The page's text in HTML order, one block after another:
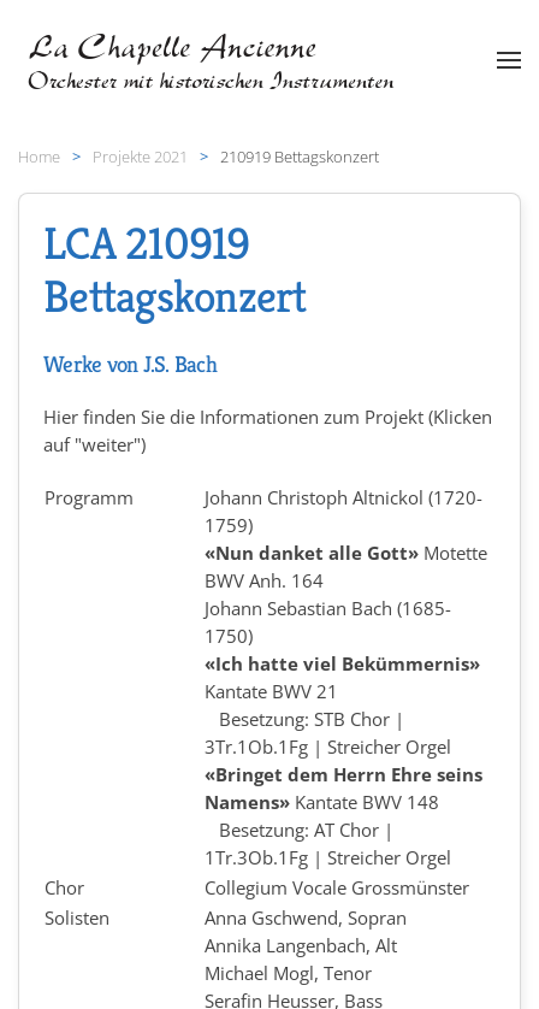
Zum Hauptinhalt springen
Home Projekte 2021 210919 Bettagskonzert
LCA 210919
Bettagskonzert
Werke von J.S. Bach
Hier finden Sie die Informationen zum Projekt (Klicken
auf "weiter")
Programm
Johann Christoph Altnickol (1720-
1759)
«Nun danket alle Gott» Motette
BWV Anh. 164
Johann Sebastian Bach (1685-
1750)
«Ich hatte viel Bekümmernis»
Kantate BWV 21
Besetzung: STB Chor |
3Tr.1Ob.1Fg | Streicher Orgel
«Bringet dem Herrn Ehre seins
Namens» Kantate BWV 148
Besetzung: AT Chor |
1Tr.3Ob.1Fg | Streicher Orgel
Chor
Collegium Vocale Grossmünster
Solisten
Anna Gschwend, Sopran
Annika Langenbach, Alt
Michael Mogl, Tenor
Serafin Heusser, Bass